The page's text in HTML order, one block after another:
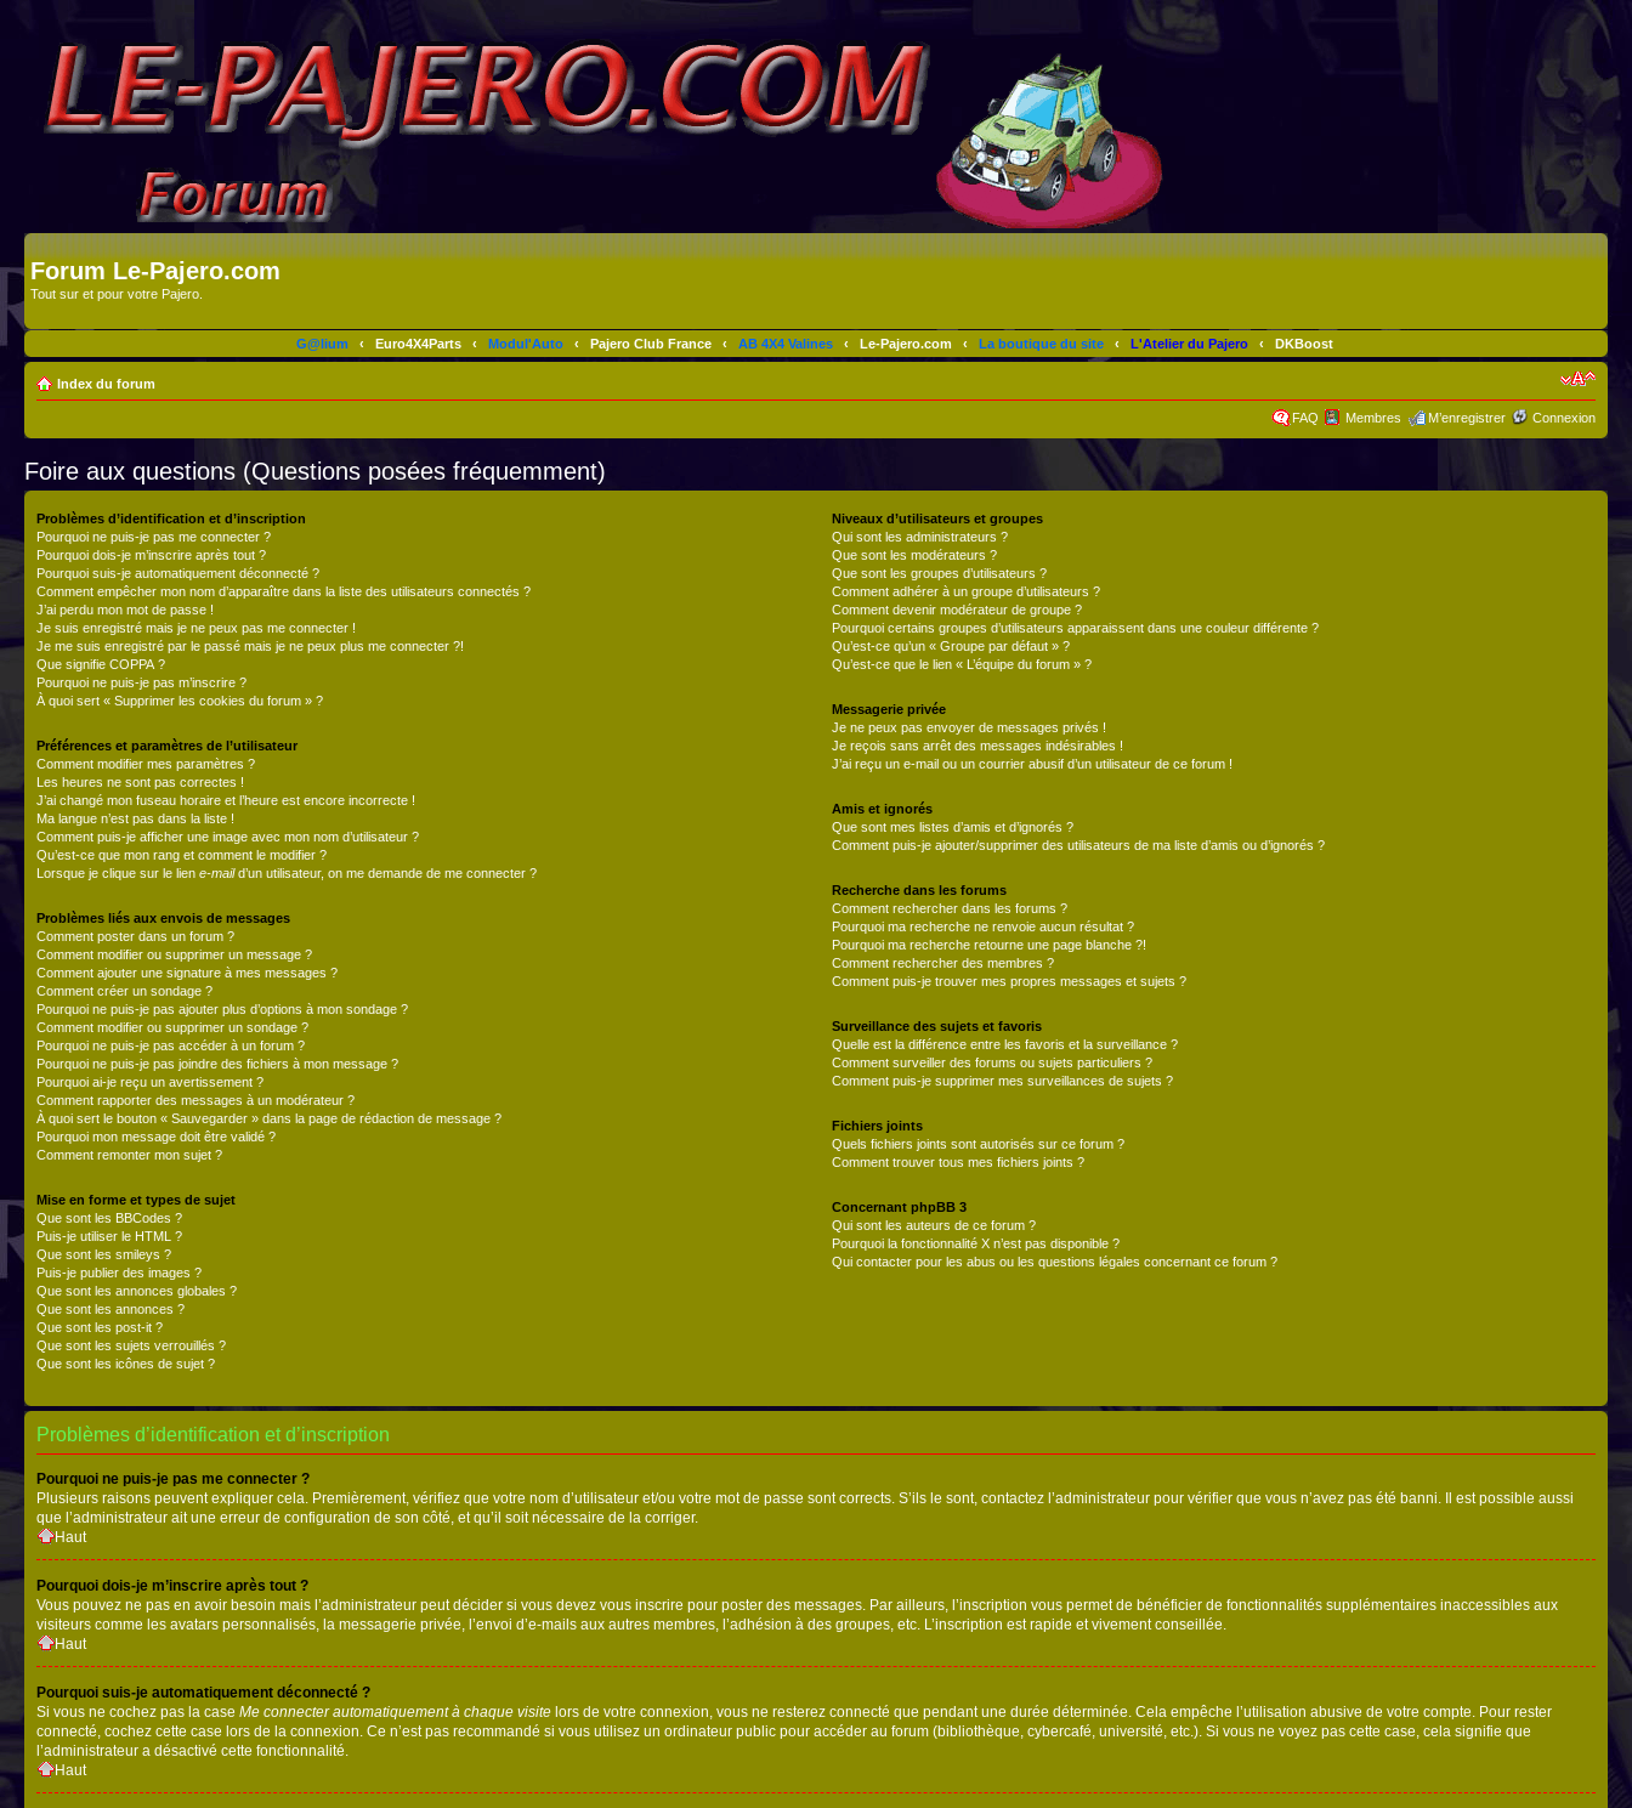
Forum Le-Pajero.com
Tout sur et pour votre Pajero.
G@lium ‹ Euro4X4Parts ‹ Modul'Auto ‹ Pajero Club France ‹ AB 4X4 Valines ‹ Le-Pajero.com ‹ La boutique du site ‹ L'Atelier du Pajero ‹ DKBoost
Index du forum
FAQ Membres M’enregistrer Connexion
Foire aux questions (Questions posées fréquemment)
Problèmes d’identification et d’inscription
Pourquoi ne puis-je pas me connecter ?
Pourquoi dois-je m’inscrire après tout ?
Pourquoi suis-je automatiquement déconnecté ?
Comment empêcher mon nom d’apparaître dans la liste des utilisateurs connectés ?
J’ai perdu mon mot de passe !
Je suis enregistré mais je ne peux pas me connecter !
Je me suis enregistré par le passé mais je ne peux plus me connecter ?!
Que signifie COPPA ?
Pourquoi ne puis-je pas m’inscrire ?
À quoi sert « Supprimer les cookies du forum » ?
Préférences et paramètres de l’utilisateur
Comment modifier mes paramètres ?
Les heures ne sont pas correctes !
J’ai changé mon fuseau horaire et l’heure est encore incorrecte !
Ma langue n’est pas dans la liste !
Comment puis-je afficher une image avec mon nom d’utilisateur ?
Qu’est-ce que mon rang et comment le modifier ?
Lorsque je clique sur le lien e-maild’un utilisateur, on me demande de me connecter ?
Problèmes liés aux envois de messages
Comment poster dans un forum ?
Comment modifier ou supprimer un message ?
Comment ajouter une signature à mes messages ?
Comment créer un sondage ?
Pourquoi ne puis-je pas ajouter plus d’options à mon sondage ?
Comment modifier ou supprimer un sondage ?
Pourquoi ne puis-je pas accéder à un forum ?
Pourquoi ne puis-je pas joindre des fichiers à mon message ?
Pourquoi ai-je reçu un avertissement ?
Comment rapporter des messages à un modérateur ?
À quoi sert le bouton « Sauvegarder » dans la page de rédaction de message ?
Pourquoi mon message doit être validé ?
Comment remonter mon sujet ?
Mise en forme et types de sujet
Que sont les BBCodes ?
Puis-je utiliser le HTML ?
Que sont les smileys ?
Puis-je publier des images ?
Que sont les annonces globales ?
Que sont les annonces ?
Que sont les post-it ?
Que sont les sujets verrouillés ?
Que sont les icônes de sujet ?
Niveaux d’utilisateurs et groupes
Qui sont les administrateurs ?
Que sont les modérateurs ?
Que sont les groupes d’utilisateurs ?
Comment adhérer à un groupe d’utilisateurs ?
Comment devenir modérateur de groupe ?
Pourquoi certains groupes d’utilisateurs apparaissent dans une couleur différente ?
Qu’est-ce qu’un « Groupe par défaut » ?
Qu’est-ce que le lien « L’équipe du forum » ?
Messagerie privée
Je ne peux pas envoyer de messages privés !
Je reçois sans arrêt des messages indésirables !
J’ai reçu un e-mail ou un courrier abusif d’un utilisateur de ce forum !
Amis et ignorés
Que sont mes listes d’amis et d’ignorés ?
Comment puis-je ajouter/supprimer des utilisateurs de ma liste d’amis ou d’ignorés ?
Recherche dans les forums
Comment rechercher dans les forums ?
Pourquoi ma recherche ne renvoie aucun résultat ?
Pourquoi ma recherche retourne une page blanche ?!
Comment rechercher des membres ?
Comment puis-je trouver mes propres messages et sujets ?
Surveillance des sujets et favoris
Quelle est la différence entre les favoris et la surveillance ?
Comment surveiller des forums ou sujets particuliers ?
Comment puis-je supprimer mes surveillances de sujets ?
Fichiers joints
Quels fichiers joints sont autorisés sur ce forum ?
Comment trouver tous mes fichiers joints ?
Concernant phpBB 3
Qui sont les auteurs de ce forum ?
Pourquoi la fonctionnalité X n’est pas disponible ?
Qui contacter pour les abus ou les questions légales concernant ce forum ?
Problèmes d’identification et d’inscription
Pourquoi ne puis-je pas me connecter ?
Plusieurs raisons peuvent expliquer cela. Premièrement, vérifiez que votre nom d’utilisateur et/ou votre mot de passe sont corrects. S’ils le sont, contactez l’administrateur pour vérifier que vous n’avez pas été banni. Il est possible aussi
que l’administrateur ait une erreur de configuration de son côté, et qu’il soit nécessaire de la corriger.
Haut
Pourquoi dois-je m’inscrire après tout ?
Vous pouvez ne pas en avoir besoin mais l’administrateur peut décider si vous devez vous inscrire pour poster des messages. Par ailleurs, l’inscription vous permet de bénéficier de fonctionnalités supplémentaires inaccessibles aux
visiteurs comme les avatars personnalisés, la messagerie privée, l’envoi d’e-mails aux autres membres, l’adhésion à des groupes, etc. L’inscription est rapide et vivement conseillée.
Haut
Pourquoi suis-je automatiquement déconnecté ?
Si vous ne cochez pas la case Me connecter automatiquement à chaque visite lors de votre connexion, vous ne resterez connecté que pendant une durée déterminée. Cela empêche l’utilisation abusive de votre compte. Pour rester
connecté, cochez cette case lors de la connexion. Ce n’est pas recommandé si vous utilisez un ordinateur public pour accéder au forum (bibliothèque, cybercafé, université, etc.). Si vous ne voyez pas cette case, cela signifie que
l’administrateur a désactivé cette fonctionnalité.
Haut